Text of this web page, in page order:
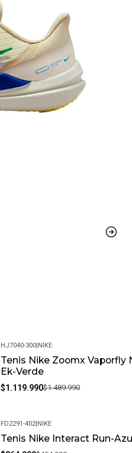
-25%
HJ7040-300|NIKE
Tenis Nike Zoomx Vaporfly
Ek-Verde
$1.119.990$1.489.990
-20%
FD2291-402|NIKE
Tenis Nike Interact Run-Azul